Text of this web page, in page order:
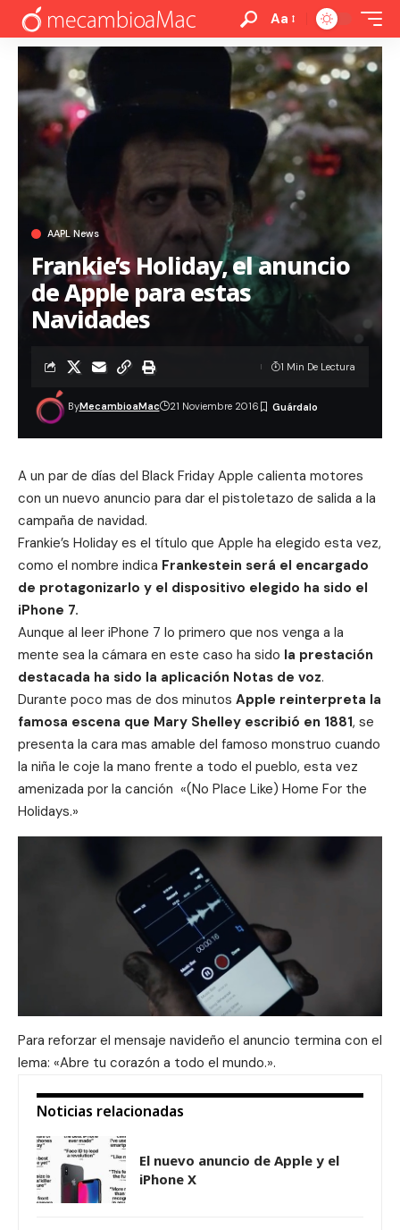
Aa
AAPL News
Frankie’s Holiday, el anuncio
de Apple para estas
Navidades
ByMecambioaMac 21 Noviembre 2016
1 Min De Lectura
A un par de días del Black Friday Apple calienta motores
con un nuevo anuncio para dar el pistoletazo de salida a la
campaña de navidad.
Frankie’s Holiday es el título que Apple ha elegido esta vez,
como el nombre indica Frankestein será el encargado
de protagonizarlo y el dispositivo elegido ha sido el
iPhone 7.
Aunque al leer iPhone 7 lo primero que nos venga a la
mente sea la cámara en este caso ha sido la prestación
destacada ha sido la aplicación Notas de voz.
Durante poco mas de dos minutos Apple reinterpreta la
famosa escena que Mary Shelley escribió en 1881, se
presenta la cara mas amable del famoso monstruo cuando
la niña le coje la mano frente a todo el pueblo, esta vez
amenizada por la canción «(No Place Like) Home For the
Holidays.»
Para reforzar el mensaje navideño el anuncio termina con el
lema: «Abre tu corazón a todo el mundo.».
Noticias relacionadas
El nuevo anuncio de Apple y el
iPhone X